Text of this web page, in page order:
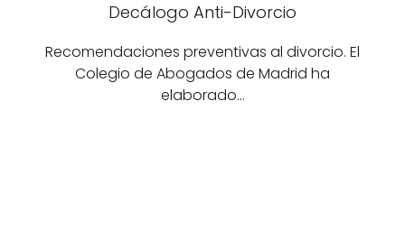
Decálogo Anti-Divorcio
Recomendaciones preventivas al divorcio. El
Colegio de Abogados de Madrid ha
elaborado…